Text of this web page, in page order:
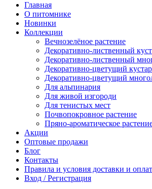
Главная
О питомнике
Новинки
Коллекции
Вечнозелёное растение
Декоративно-лиственный
Декоративно-лиственный
Декоративно-цветущий
Декоративно-цветущий
Для альпинария
Для живой изгороди
Для тенистых мест
Почвопокровное растение
Пряно-ароматическое
Акции
Оптовые продажи
Блог
Контакты
Правила и условия доставки и
Вход / Регистрация